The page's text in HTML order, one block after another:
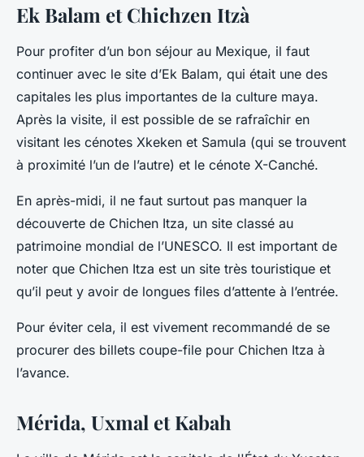
Ek Balam et Chichzen Itzà
Pour profiter d’un bon séjour au Mexique, il faut
continuer avec le site d’Ek Balam, qui était une des
capitales les plus importantes de la culture maya.
Après la visite, il est possible de se rafraîchir en
visitant les cénotes Xkeken et Samula (qui se trouvent
à proximité l’un de l’autre) et le cénote X-Canché.
En après-midi, il ne faut surtout pas manquer la
découverte de Chichen Itza, un site classé au
patrimoine mondial de l’UNESCO. Il est important de
noter que Chichen Itza est un site très touristique et
qu’il peut y avoir de longues files d’attente à l’entrée.
Pour éviter cela, il est vivement recommandé de se
procurer des billets coupe-file pour Chichen Itza à
l’avance.
Mérida, Uxmal et Kabah